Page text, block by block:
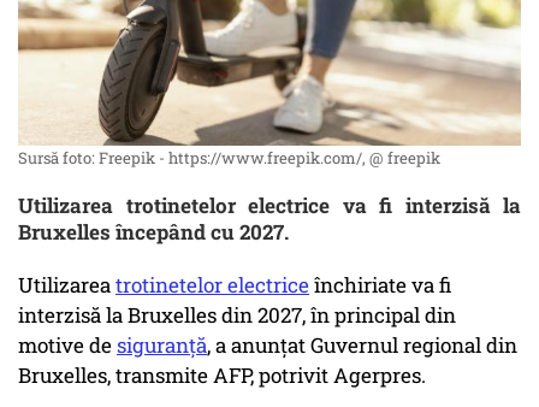
Sursă foto: Freepik - https://www.freepik.com/, @ freepik
Utilizarea trotinetelor electrice va fi interzisă la
Bruxelles începând cu 2027.
Utilizareatrotinetelor electriceînchiriate va fi
interzisă la Bruxelles din 2027, în principal din
motive desiguranţă, a anunţat Guvernul regional din
Bruxelles, transmite AFP, potrivit Agerpres.